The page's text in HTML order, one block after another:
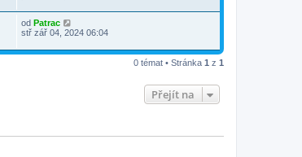
od Patrac
stř zář 04, 2024 06:04
0 témat • Stránka 1 z 1
Přejít na